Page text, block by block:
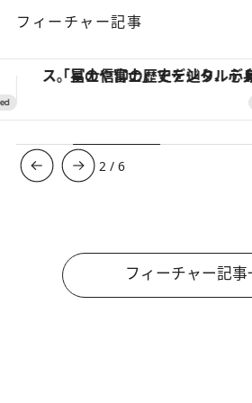
フィーチャー記事
「大事なのは地域の意識を変えること」。ロレックス賞受
3 /6
フィーチャー記事